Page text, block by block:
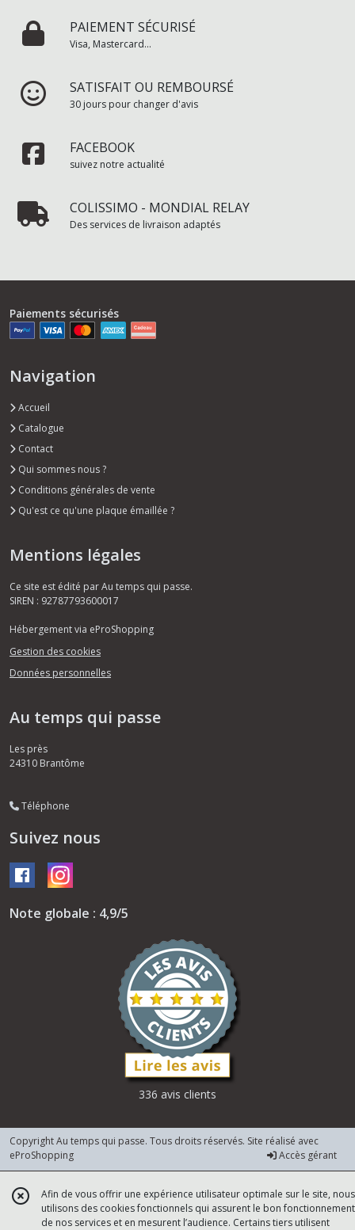
PAIEMENT SÉCURISÉ
Visa, Mastercard...
SATISFAIT OU REMBOURSÉ
30 jours pour changer d'avis
FACEBOOK
suivez notre actualité
COLISSIMO - MONDIAL RELAY
Des services de livraison adaptés
Paiements sécurisés
Navigation
Accueil
Catalogue
Contact
Qui sommes nous ?
Conditions générales de vente
Qu'est ce qu'une plaque émaillée ?
Mentions légales
Ce site est édité par Au temps qui passe.
SIREN : 92787793600017
Hébergement via eProShopping
Gestion des cookies
Données personnelles
Au temps qui passe
Les près
24310 Brantôme
Téléphone
Suivez nous
Note globale : 4,9/5
336 avis clients
Copyright Au temps qui passe. Tous droits réservés. Site réalisé avec
eProShopping
Accès gérant
Afin de vous offrir une expérience utilisateur optimale sur le site, nous
utilisons des cookies fonctionnels qui assurent le bon fonctionnement
de nos services et en mesurent l’audience. Certains tiers utilisent